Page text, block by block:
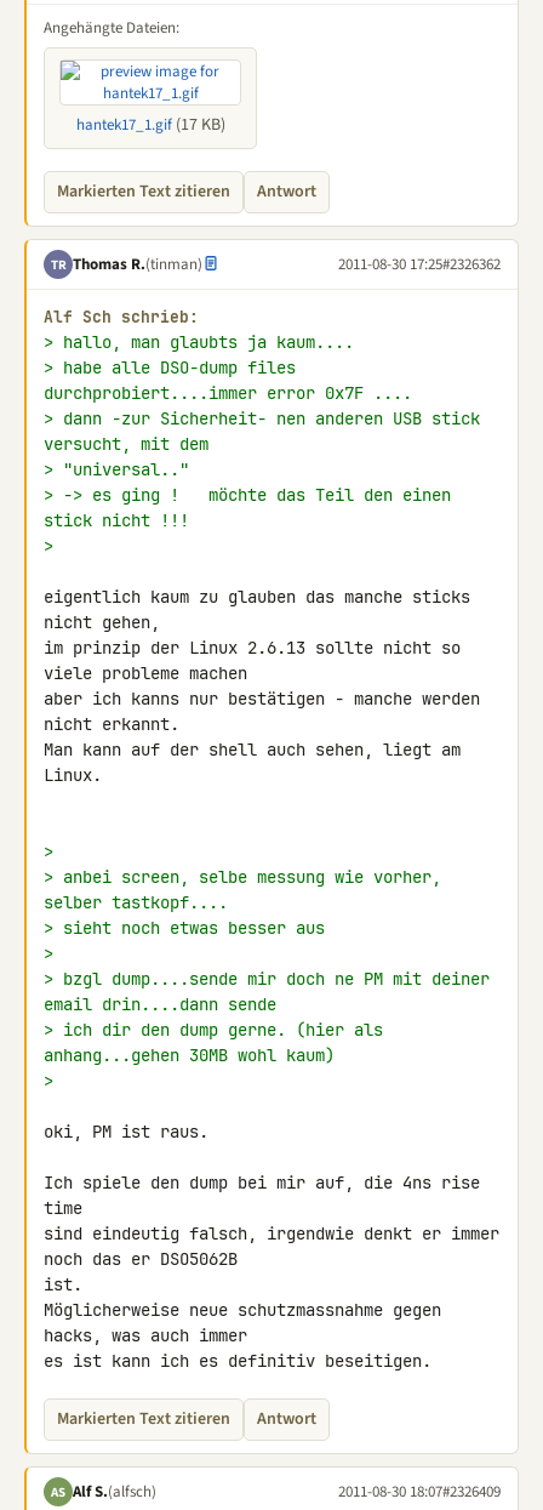
Angehängte Dateien:
hantek17_1.gif(17 KB)
Markierten Text zitieren Antwort
TR Thomas R.(tinman) 2011-08-30 17:25#2326362
Alf Sch schrieb:
> hallo, man glaubts ja kaum....
> habe alle DSO-dump files
durchprobiert....immer error 0x7F ....
> dann -zur Sicherheit- nen anderen USB stick
versucht, mit dem
> "universal.."
> -> es ging !   möchte das Teil den einen
stick nicht !!!
>
eigentlich kaum zu glauben das manche sticks
nicht gehen,
im prinzip der Linux 2.6.13 sollte nicht so
viele probleme machen
aber ich kanns nur bestätigen - manche werden
nicht erkannt.
Man kann auf der shell auch sehen, liegt am
Linux.
>
> anbei screen, selbe messung wie vorher,
selber tastkopf....
> sieht noch etwas besser aus
>
> bzgl dump....sende mir doch ne PM mit deiner
email drin....dann sende
> ich dir den dump gerne. (hier als
anhang...gehen 30MB wohl kaum)
>
oki, PM ist raus.
Ich spiele den dump bei mir auf, die 4ns rise
time
sind eindeutig falsch, irgendwie denkt er immer
noch das er DSO5062B
ist.
Möglicherweise neue schutzmassnahme gegen
hacks, was auch immer
es ist kann ich es definitiv beseitigen.
Markierten Text zitieren Antwort
AS Alf S.(alfsch) 2011-08-30 18:07#2326409